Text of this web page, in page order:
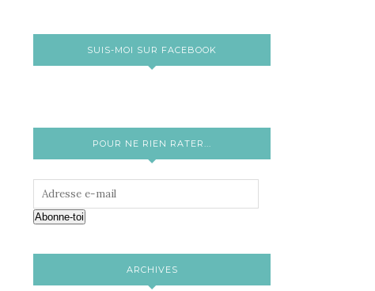
SUIS-MOI SUR FACEBOOK
POUR NE RIEN RATER...
Abonne-toi
ARCHIVES